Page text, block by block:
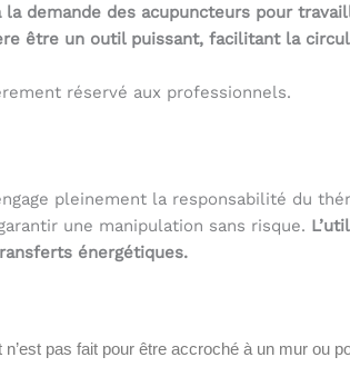
demande des acupuncteurs pour
être un outil puissant, facilitant la
réservé aux professionnels.
pleinement la responsabilité du
une manipulation sans risque.
énergétiques.
pas fait pour être accroché à un mur ou